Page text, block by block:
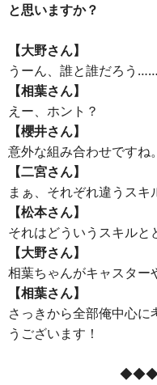
と思いますか？
【大野さん】
うーん、誰と誰だろう
【相葉さん】
えー、ホント？
【櫻井さん】
意外な組み合わせですね。
【二宮さん】
まぁ、それぞれ違うスキ
【松本さん】
それはどういうスキルと
【大野さん】
相葉ちゃんがキャスター
【相葉さん】
さっきから全部俺中心に
うございます！